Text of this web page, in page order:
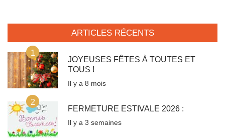
ARTICLES RÉCENTS
1
JOYEUSES FÊTES À TOUTES ET
TOUS !
Il y a 8 mois
2
FERMETURE ESTIVALE 2026 :
Il y a 3 semaines